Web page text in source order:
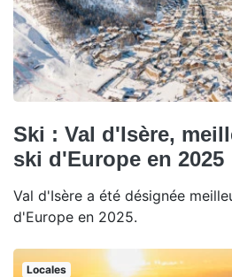
Ski : Val d'Isère,
ski d'Europe en 2025
Val d'Isère a été désignée
d'Europe en 2025.
Locales